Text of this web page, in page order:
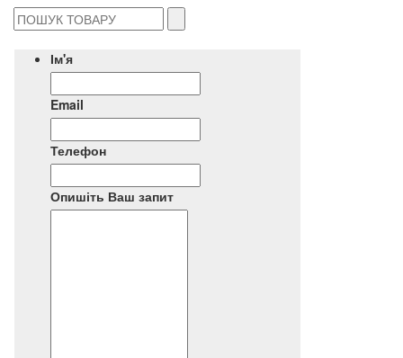
Ім'я
Email
Телефон
Опишіть Ваш запит